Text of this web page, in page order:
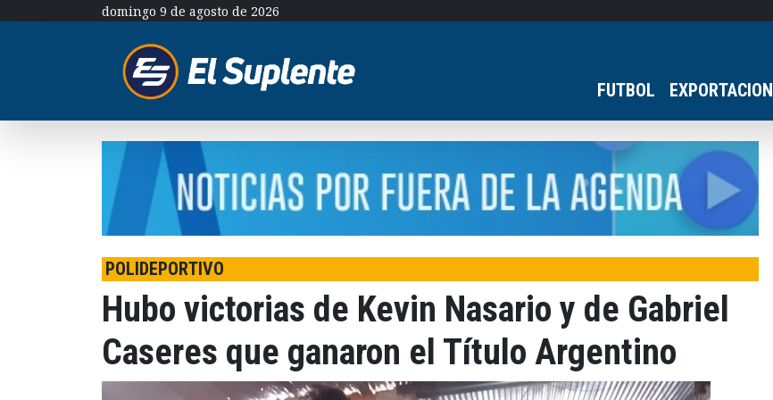
domingo 9 de agosto de 2026
FUTBOL EXPORTACION
POLIDEPORTIVO
Hubo victorias de Kevin Nasario y de Gabriel
Caseres que ganaron el Título Argentino